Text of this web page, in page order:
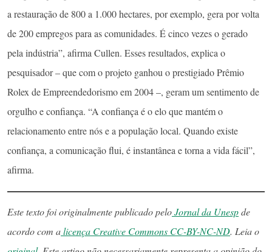
a restauração de 800 a 1.000 hectares, por exemplo, gera por volta
de 200 empregos para as comunidades. É cinco vezes o gerado
pela indústria”, afirma Cullen. Esses resultados, explica o
pesquisador – que com o projeto ganhou o prestigiado Prêmio
Rolex de Empreendedorismo em 2004 –, geram um sentimento de
orgulho e confiança. “A confiança é o elo que mantém o
relacionamento entre nós e a população local. Quando existe
confiança, a comunicação flui, é instantânea e torna a vida fácil”,
afirma.
Este texto foi originalmente publicado peloJornal da Unespde
acordo com alicença Creative Commons CC-BY-NC-ND. Leia o